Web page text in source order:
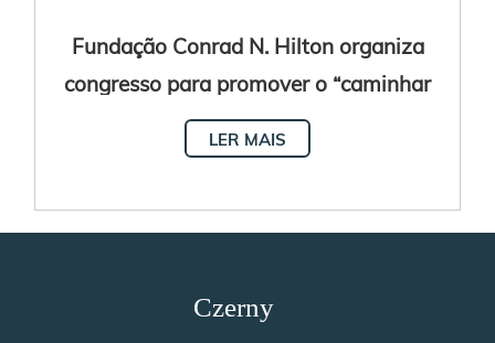
Fundação Conrad N. Hilton organiza
congresso para promover o “caminhar
juntos em solidariedade e esperança”
LER MAIS
Czerny